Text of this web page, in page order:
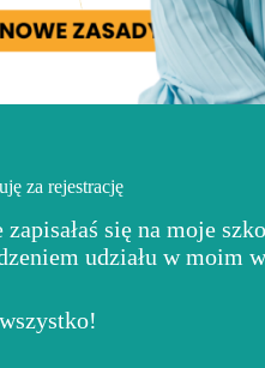
za rejestrację
się na moje
udziału w moim